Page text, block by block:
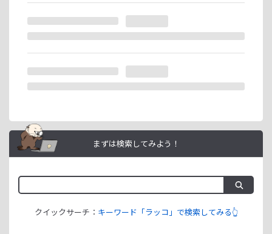
ラッコIDアフィリエイトは、「ユーザー情報」「銀行口座情
報」をご登録いただくことで即日ご利用開始いただけます。
まずは検索してみよう！
クイックサーチ： キーワード「ラッコ」で検索してみる👆